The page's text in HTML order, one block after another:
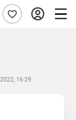
16:29